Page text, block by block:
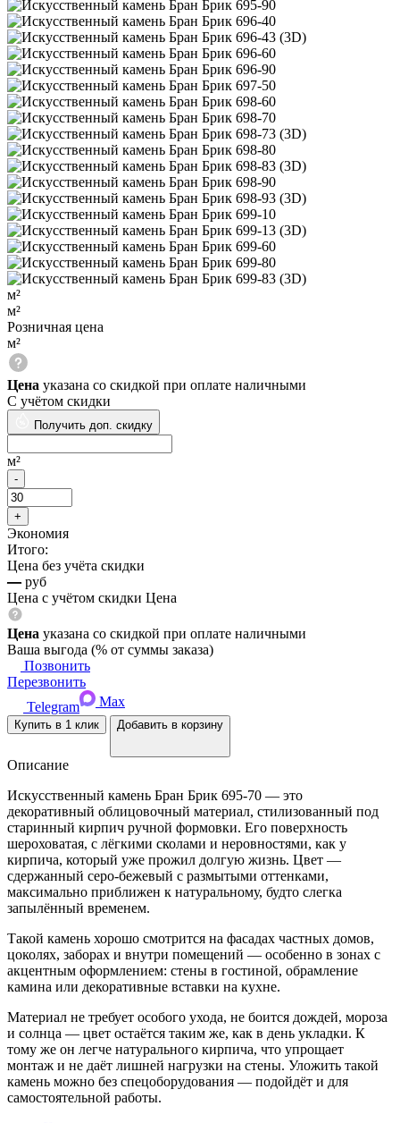
м²
м²
м²
Ценауказана со скидкой при оплате наличными
С учётом скидки
м²
Экономия
Итого:
Цена без учёта скидки
руб
Цена с учётом скидки Цена
указана со скидкой при оплате наличными
Ваша выгода
Перезвонить
Telegram
Max
Купить в 1 клик Добавить в корзину
Описание
Искусственный камень Бран Брик 695-70 — это
старинный кирпич ручной формовки. Его поверхность
шероховатая, с лёгкими сколами и неровностями, как у
кирпича, который уже прожил долгую жизнь. Цвет —
сдержанный серо-бежевый с размытыми оттенками,
максимально приближен к натуральному, будто слегка
запылённый временем.
Такой камень хорошо смотрится на фасадах частных домов,
цоколях, заборах и внутри помещений — особенно в зонах с
акцентным оформлением: стены в гостиной, обрамление
камина или декоративные вставки на кухне.